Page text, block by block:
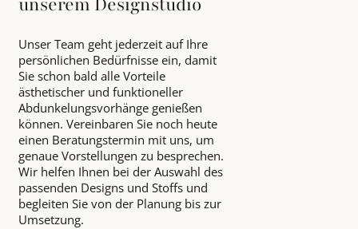
Unser Team geht jederzeit auf Ihre
persönlichen Bedürfnisse ein, damit
Sie schon bald alle Vorteile
ästhetischer und funktioneller
Abdunkelungsvorhänge genießen
können. Vereinbaren Sie noch heute
einen Beratungstermin mit uns, um
genaue Vorstellungen zu besprechen.
Wir helfen Ihnen bei der Auswahl des
passenden Designs und Stoffs und
begleiten Sie von der Planung bis zur
Umsetzung.